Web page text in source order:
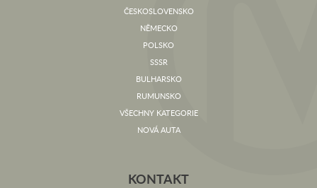
ČESKOSLOVENSKO
NĚMECKO
POLSKO
SSSR
BULHARSKO
RUMUNSKO
VŠECHNY KATEGORIE
NOVÁ AUTA
KONTAKT